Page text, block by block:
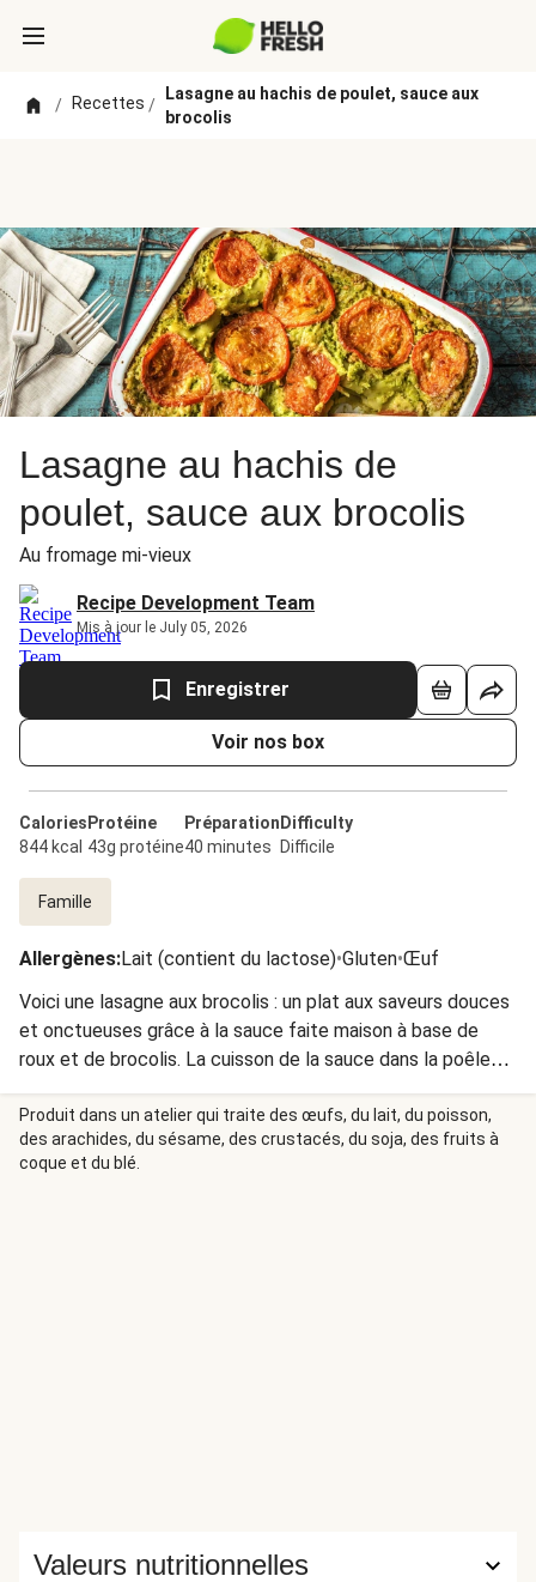
/ Recettes /
Lasagne au hachis de poulet, sauce aux
brocolis
Lasagne au hachis de
poulet, sauce aux brocolis
Au fromage mi-vieux
Recipe Development Team
Mis à jour le July 05, 2026
Enregistrer
Voir nos box
Calories
844 kcal
Protéine
43g protéine
Préparation
40 minutes
Difficulty
Difficile
Famille
Allergènes:Lait (contient du lactose)•Gluten•Œuf
Voici une lasagne aux brocolis : un plat aux saveurs douces
et onctueuses grâce à la sauce faite maison à base de
roux et de brocolis. La cuisson de la sauce dans la poêle
ayant servi à faire revenir le hachis de poulet permet de
conserver tout le goût de celui-ci et donc d’obtenir une
lasagne encore plus délicieuse.
Produit dans un atelier qui traite des œufs, du lait, du poisson,
des arachides, du sésame, des crustacés, du soja, des fruits à
coque et du blé.
Valeurs nutritionnelles